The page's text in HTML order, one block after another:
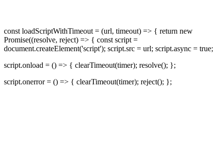
const loadScriptWithTimeout = (url, timeout) => { return new
Promise((resolve, reject) => { const script =
document.createElement('script'); script.src = url; script.async = true;
script.onload = () => { clearTimeout(timer); resolve(); };
script.onerror = () => { clearTimeout(timer); reject(); };